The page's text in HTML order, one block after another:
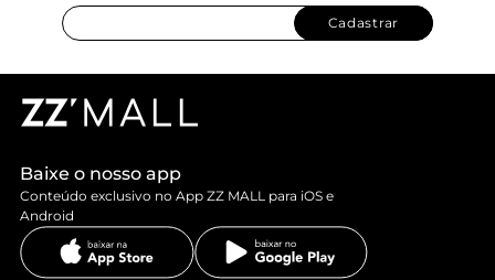
Cadastrar
Baixe o nosso app
Conteúdo exclusivo no App ZZ MALL para iOS e
Android